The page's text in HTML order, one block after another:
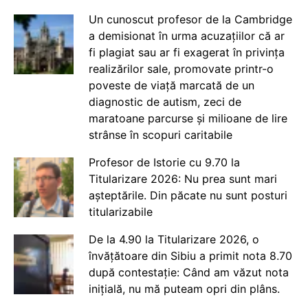
Un cunoscut profesor de la Cambridge
a demisionat în urma acuzațiilor că ar
fi plagiat sau ar fi exagerat în privința
realizărilor sale, promovate printr-o
poveste de viață marcată de un
diagnostic de autism, zeci de
maratoane parcurse și milioane de lire
strânse în scopuri caritabile
Profesor de Istorie cu 9.70 la
Titularizare 2026: Nu prea sunt mari
așteptările. Din păcate nu sunt posturi
titularizabile
De la 4.90 la Titularizare 2026, o
învățătoare din Sibiu a primit nota 8.70
după contestație: Când am văzut nota
inițială, nu mă puteam opri din plâns.